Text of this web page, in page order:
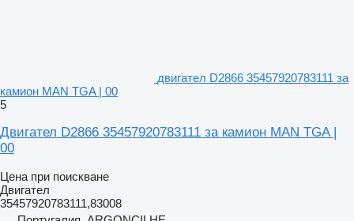
двигател D2866 35457920783111 за
камион MAN TGA | 00
5
Двигател D2866 35457920783111 за камион MAN TGA |
00
Цена при поискване
Двигател
35457920783111,83008